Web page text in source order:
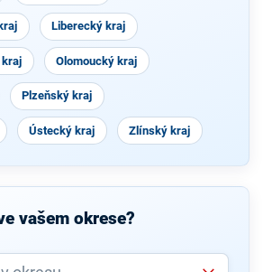
Liberecký kraj
Olomoucký kraj
Plzeňský kraj
Ústecký kraj Zlínský kraj
vašem okrese?